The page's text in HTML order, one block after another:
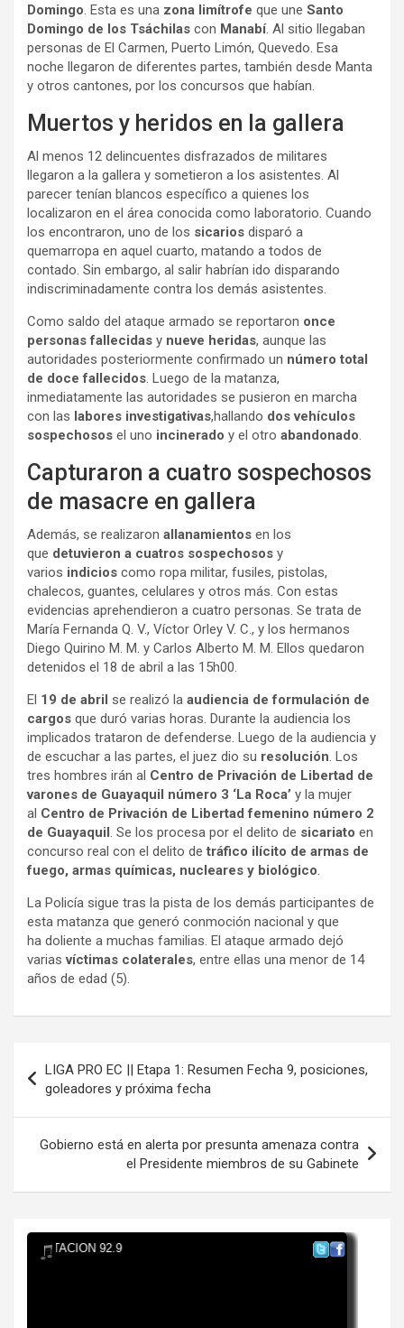
Domingo. Esta es una zona limítrofe que une Santo
Domingo de los Tsáchilas con Manabí. Al sitio llegaban
personas de El Carmen, Puerto Limón, Quevedo. Esa
noche llegaron de diferentes partes, también desde Manta
y otros cantones, por los concursos que habían.
Muertos y heridos en la gallera
Al menos 12 delincuentes disfrazados de militares
llegaron a la gallera y sometieron a los asistentes. Al
parecer tenían blancos específico a quienes los
localizaron en el área conocida como laboratorio. Cuando
los encontraron, uno de los sicarios disparó a
quemarropa en aquel cuarto, matando a todos de
contado. Sin embargo, al salir habrían ido disparando
indiscriminadamente contra los demás asistentes.
Como saldo del ataque armado se reportaron once
personas fallecidas y nueve heridas, aunque las
autoridades posteriormente confirmado un número total
de doce fallecidos. Luego de la matanza,
inmediatamente las autoridades se pusieron en marcha
con las labores investigativas,hallando dos vehículos
sospechosos el uno incinerado y el otro abandonado.
Capturaron a cuatro sospechosos
de masacre en gallera
Además, se realizaron allanamientos en los
que detuvieron a cuatros sospechosos y
varios indicios como ropa militar, fusiles, pistolas,
chalecos, guantes, celulares y otros más. Con estas
evidencias aprehendieron a cuatro personas. Se trata de
María Fernanda Q. V., Víctor Orley V. C., y los hermanos
Diego Quirino M. M. y Carlos Alberto M. M. Ellos quedaron
detenidos el 18 de abril a las 15h00.
El 19 de abril se realizó la audiencia de formulación de
cargos que duró varias horas. Durante la audiencia los
implicados trataron de defenderse. Luego de la audiencia y
de escuchar a las partes, el juez dio su resolución. Los
tres hombres irán al Centro de Privación de Libertad de
varones de Guayaquil número 3 ‘La Roca’ y la mujer
al Centro de Privación de Libertad femenino número 2
de Guayaquil. Se los procesa por el delito de sicariato en
concurso real con el delito detráfico ilícito de armas de
fuego, armas químicas, nucleares y biológico.
La Policía sigue tras la pista de los demás participantes de
esta matanza que generó conmoción nacional y que
ha doliente a muchas familias. El ataque armado dejó
variasvíctimas colaterales, entre ellas una menor de 14
años de edad (5).
de
entradas
LIGA PRO EC || Etapa 1: Resumen Fecha 9, posiciones,
goleadores y próxima fecha
Gobierno está en alerta por presunta amenaza contra
el Presidente miembros de su Gabinete